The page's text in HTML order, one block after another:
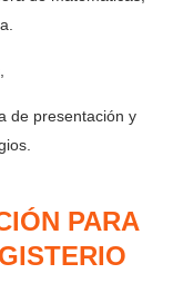
de presentación y
PARA